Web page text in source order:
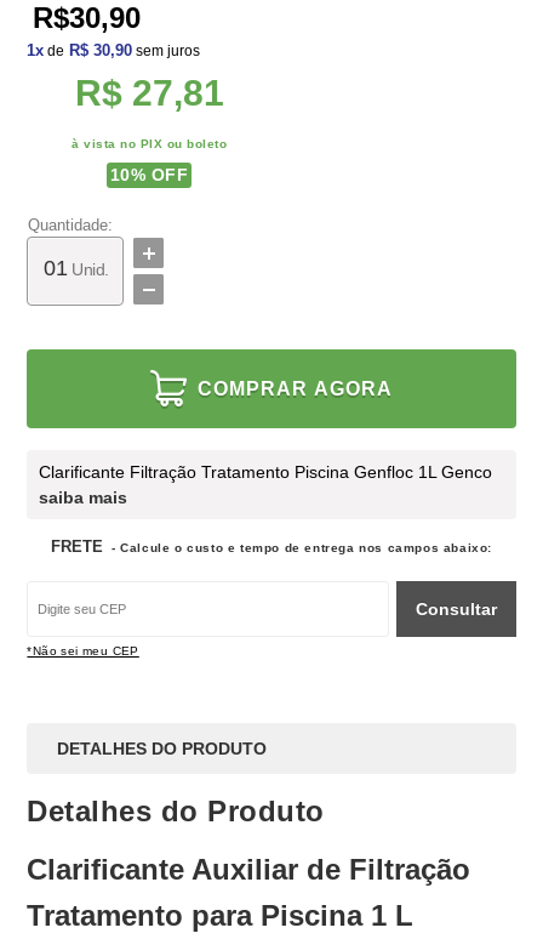
R$30,90
1x de R$ 30,90 sem juros
R$ 27,81
à vista no PIX ou boleto
10% OFF
Quantidade:
Unid.
COMPRAR AGORA
Clarificante Filtração Tratamento Piscina Genfloc 1L Genco
saiba mais
FRETE - Calcule o custo e tempo de entrega nos campos abaixo:
Consultar
*Não sei meu CEP
DETALHES DO PRODUTO
Detalhes do Produto
Clarificante Auxiliar de Filtração
Tratamento para Piscina 1 L